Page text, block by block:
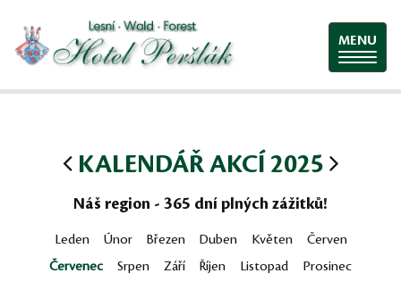
MENU
KALENDÁŘ AKCÍ 2025
Náš region - 365 dní plných zážitků!
Leden Únor Březen Duben Květen
Červen
Červenec
Srpen Září Říjen Listopad Prosinec